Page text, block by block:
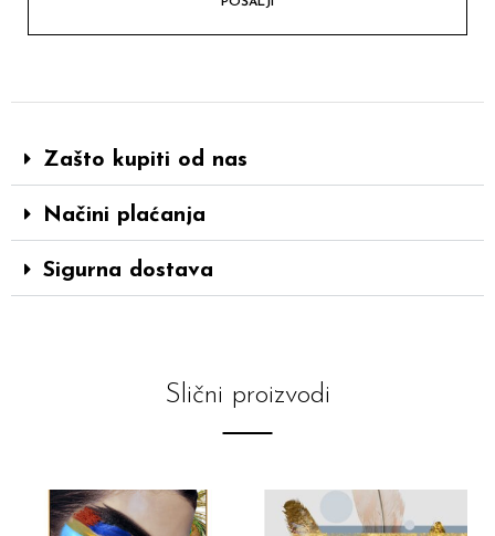
Zašto kupiti od nas
Načini plaćanja
Sigurna dostava
Slični proizvodi